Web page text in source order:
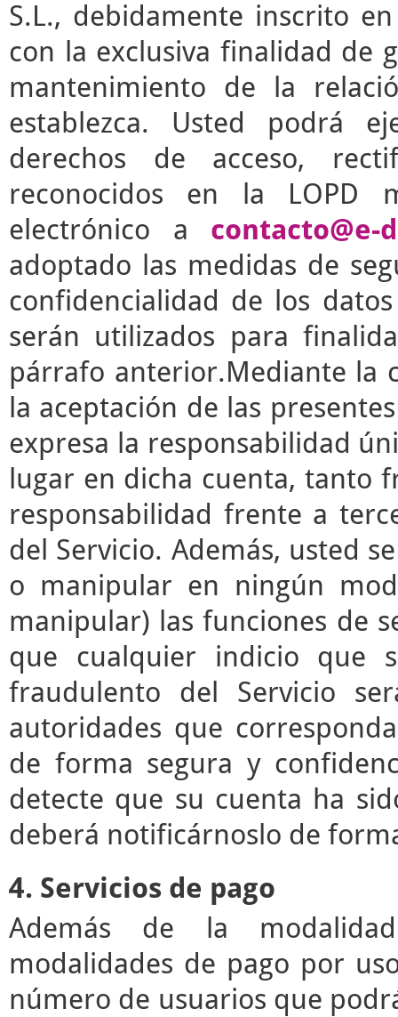
S.L., debidamente inscrito
con la exclusiva finalidad de
mantenimiento de la
establezca. Usted podrá
derechos de acceso,
reconocidos en la LOPD
electrónico a contacto@e-
adoptado las medidas de
confidencialidad de los
serán utilizados para
párrafo anterior.Mediante la
la aceptación de las
expresa la responsabilidad
lugar en dicha cuenta, tanto
responsabilidad frente a
del Servicio. Además, usted
o manipular en ningún
manipular) las funciones de
que cualquier indicio que
fraudulento del Servicio
autoridades que
de forma segura y
detecte que su cuenta ha
deberá notificárnoslo de
4. Servicios de pago
Además de la
modalidades de pago por
número de usuarios que